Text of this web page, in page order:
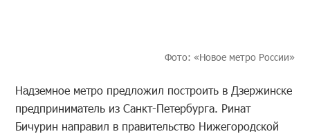
Фото: «Новое метро России»
Надземное метро предложил построить в Дзержинске
предприниматель из Санкт-Петербурга. Ринат
Бичурин направил в правительство Нижегородской